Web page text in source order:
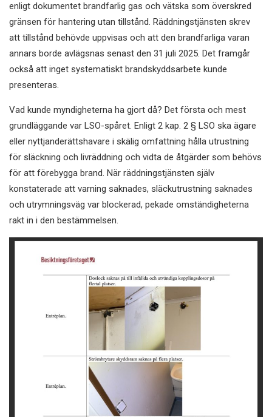
enligt dokumentet brandfarlig gas och vätska som överskred
gränsen för hantering utan tillstånd. Räddningstjänsten skrev
att tillstånd behövde uppvisas och att den brandfarliga varan
annars borde avlägsnas senast den 31 juli 2025. Det framgår
också att inget systematiskt brandskyddsarbete kunde
presenteras.
Vad kunde myndigheterna ha gjort då? Det första och mest
grundläggande var LSO-spåret. Enligt 2 kap. 2 § LSO ska ägare
eller nyttjanderättshavare i skälig omfattning hålla utrustning
för släckning och livräddning och vidta de åtgärder som behövs
för att förebygga brand. När räddningstjänsten själv
konstaterade att varning saknades, släckutrustning saknades
och utrymningsväg var blockerad, pekade omständigheterna
rakt in i den bestämmelsen.